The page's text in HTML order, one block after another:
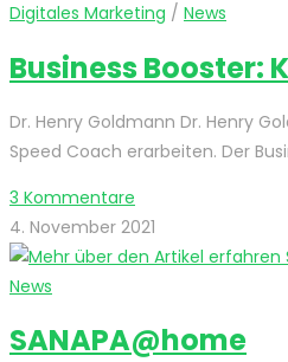
Digitales Marketing / News
Business Booster:
Dr. Henry Goldmann Dr. Henry
Speed Coach erarbeiten. Der
3 Kommentare
4. November 2021
News
SANAPA@home